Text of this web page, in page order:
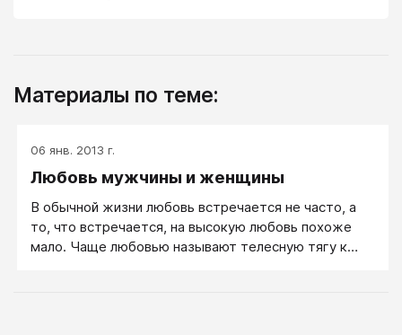
Материалы по теме:
06 янв. 2013 г.
Любовь мужчины и женщины
В обычной жизни любовь встречается не часто, а
то, что встречается, на высокую любовь похоже
мало. Чаще любовью называют телесную тягу к